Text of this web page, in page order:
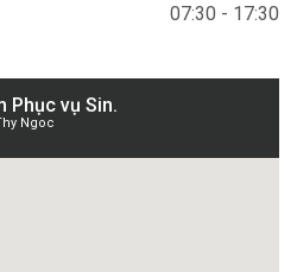
07:30 - 17:30